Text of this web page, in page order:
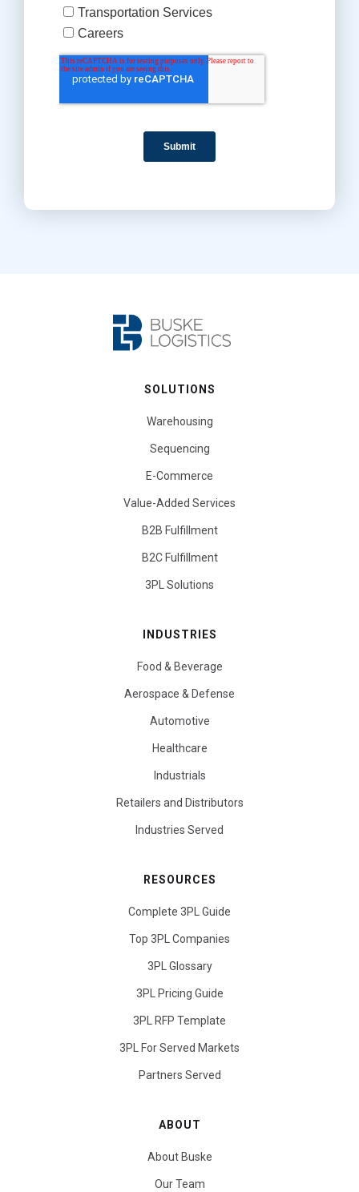
SOLUTIONS
Warehousing
Sequencing
E-Commerce
Value-Added Services
B2B Fulfillment
B2C Fulfillment
3PL Solutions
INDUSTRIES
Food & Beverage
Aerospace & Defense
Automotive
Healthcare
Industrials
Retailers and Distributors
Industries Served
RESOURCES
Complete 3PL Guide
Top 3PL Companies
3PL Glossary
3PL Pricing Guide
3PL RFP Template
3PL For Served Markets
Partners Served
ABOUT
About Buske
Our Team